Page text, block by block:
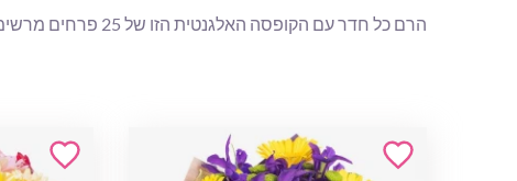
הרם כל חדר עם הקופסה האלגנטית הזו של 25 פרחים מרשימים בתצוגה שמושכת את העין.